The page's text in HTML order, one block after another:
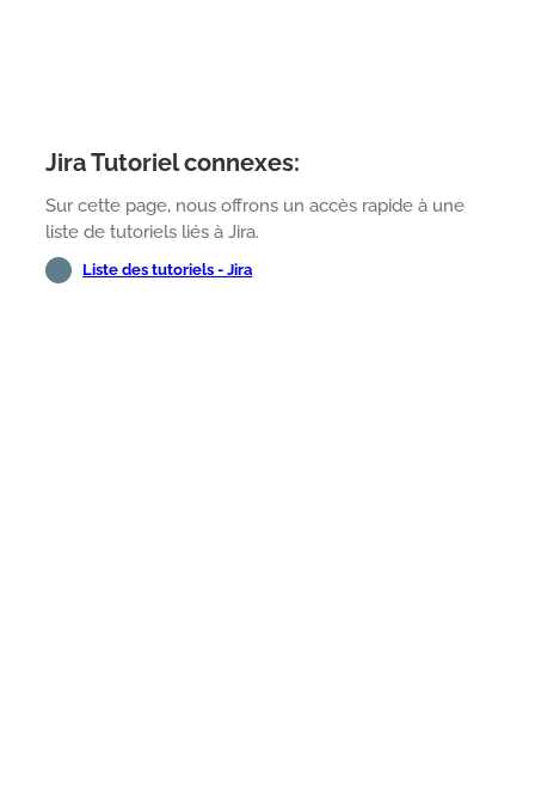
Jira Tutoriel connexes:
Sur cette page, nous offrons un accès rapide à une
liste de tutoriels liés à Jira.
Liste des tutoriels - Jira